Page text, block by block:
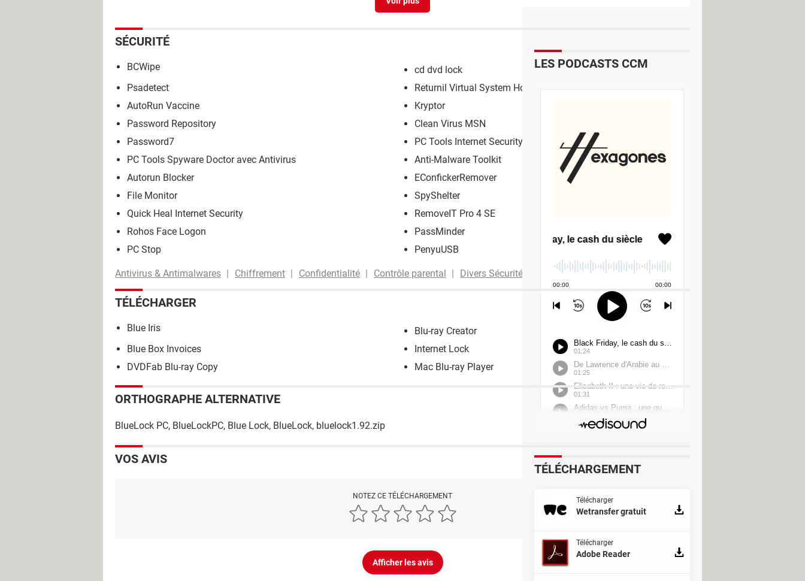
SÉCURITÉ
BCWipe
cd dvd lock
Psadetect
Returnil Virtual System Home Lux
AutoRun Vaccine
Kryptor
Password Repository
Clean Virus MSN
Password7
PC Tools Internet Security
PC Tools Spyware Doctor avec Antivirus
Anti-Malware Toolkit
Autorun Blocker
EConfickerRemover
File Monitor
SpyShelter
Quick Heal Internet Security
RemoveIT Pro 4 SE
Rohos Face Logon
PassMinder
PC Stop
PenyuUSB
Antivirus & Antimalwares Chiffrement Confidentialité Contrôle parental Divers Sécurité Pare-feu Sauvegarde
TÉLÉCHARGER
Blue Iris
Blu-ray Creator
Blue Box Invoices
Internet Lock
DVDFab Blu-ray Copy
Mac Blu-ray Player
ORTHOGRAPHE ALTERNATIVE
BlueLock PC, BlueLockPC, Blue Lock, BlueLock, bluelock1.92.zip
VOS AVIS
NOTEZ CE TÉLÉCHARGEMENT
Afficher les avis
LES PODCASTS CCM
TÉLÉCHARGEMENT
Télécharger
Wetransfer gratuit
Télécharger
Adobe Reader